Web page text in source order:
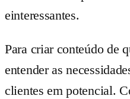
einteressantes.
Para criar conteúdo de
entender as
clientes em potencial.